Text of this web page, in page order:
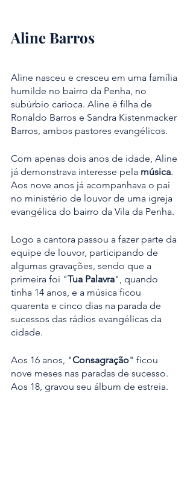
Aline Barros
Aline nasceu e cresceu em uma família
humilde no bairro da Penha, no
subúrbio carioca. Aline é filha de
Ronaldo Barros e Sandra Kistenmacker
Barros, ambos pastores evangélicos.
Com apenas dois anos de idade, Aline
já demonstrava interesse pela música.
Aos nove anos já acompanhava o pai
no ministério de louvor de uma igreja
evangélica do bairro da Vila da Penha.
Logo a cantora passou a fazer parte da
equipe de louvor, participando de
algumas gravações, sendo que a
primeira foi "Tua Palavra", quando
tinha 14 anos, e a música ficou
quarenta e cinco dias na parada de
sucessos das rádios evangélicas da
cidade.
Aos 16 anos, "Consagração" ficou
nove meses nas paradas de sucesso.
Aos 18, gravou seu álbum de estreia.